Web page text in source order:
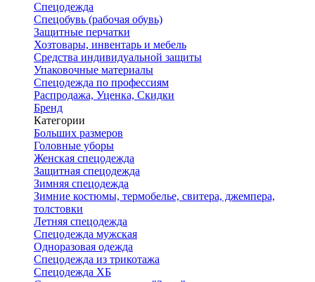
Спецодежда
Спецобувь (рабочая обувь)
Защитные перчатки
Хозтовары, инвентарь и мебель
Средства индивидуальной защиты
Упаковочные материалы
Спецодежда по профессиям
Распродажа, Уценка, Скидки
Бренд
Категории
Больших размеров
Головные уборы
Женская спецодежда
Защитная спецодежда
Зимняя спецодежда
Зимние костюмы, термобелье, свитера, джемпера,
толстовки
Летняя спецодежда
Спецодежда мужская
Одноразовая одежда
Спецодежда из трикотажа
Спецодежда ХБ